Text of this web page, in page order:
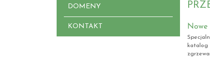
DOMENY
KONTAKT
katalog